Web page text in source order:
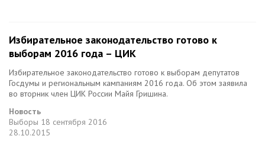
Избирательное законодательство готово к
выборам 2016 года – ЦИК
Избирательное законодательство готово к выборам депутатов
Госдумы и региональным кампаниям 2016 года. Об этом заявила
во вторник член ЦИК России Майя Гришина.
Новость
Выборы 18 сентября 2016
28.10.2015